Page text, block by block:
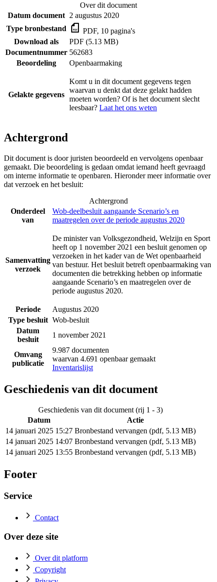
Over dit document
Datum document 2 augustus 2020
Type bronbestand
PDF, 10 pagina's
Download als
PDF (5.13 MB)
Documentnummer 562683
Beoordeling
Openbaarmaking
Gelakte gegevens
Komt u in dit document gegevens tegen
waarvan u denkt dat deze gelakt hadden
moeten worden? Of is het document slecht
leesbaar? Laat het ons weten
Achtergrond
Dit document is door juristen beoordeeld en vervolgens openbaar
gemaakt. Die beoordeling is gedaan omdat iemand heeft gevraagd
om interne informatie te openbaren. Hieronder meer informatie over
dat verzoek en het besluit:
Achtergrond
Onderdeel
van
Wob-deelbesluit aangaande Scenario’s en
maatregelen over de periode augustus 2020
Samenvatting
verzoek
De minister van Volksgezondheid, Welzijn en Sport
heeft op 1 november 2021 een besluit genomen op
verzoeken in het kader van de Wet openbaarheid
van bestuur. Het besluit betreft openbaarmaking van
documenten die betrekking hebben op informatie
aangaande Scenario’s en maatregelen over de
periode augustus 2020.
Periode
Augustus 2020
Type besluit Wob-besluit
Datum
besluit
1 november 2021
Omvang
publicatie
9.987 documenten
waarvan 4.691 openbaar gemaakt
Inventarislijst
Geschiedenis van dit document
Geschiedenis van dit document (rij 1 - 3)
Datum
Actie
14 januari 2025 15:27 Bronbestand vervangen (pdf, 5.13 MB)
14 januari 2025 14:07 Bronbestand vervangen (pdf, 5.13 MB)
14 januari 2025 13:55 Bronbestand vervangen (pdf, 5.13 MB)
Footer
Service
Contact
Over deze site
Over dit platform
Copyright